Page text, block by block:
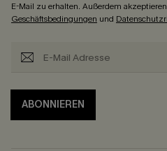
E-Mail zu erhalten. Außerdem
Geschäftsbedingungen und
ABONNIEREN